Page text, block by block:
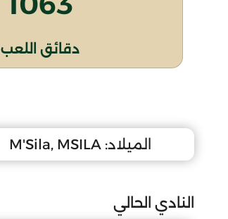
دقائق اللعب
الميلاد: M'Sila, MSILA
النادي الحالي